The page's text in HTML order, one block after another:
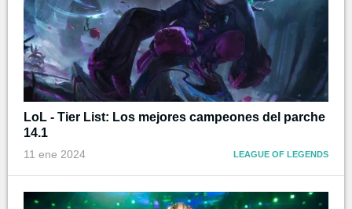
LoL - Tier List: Los mejores campeones del parche
14.1
11 ene 2024 LEAGUE OF LEGENDS